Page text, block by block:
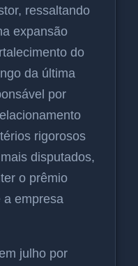
ressaltando
expansão
do
da última
por
rigorosos
disputados,
o prêmio
a empresa
julho por